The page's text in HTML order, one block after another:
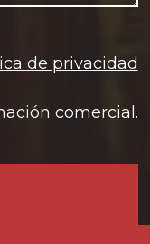
de privacidad
comercial.